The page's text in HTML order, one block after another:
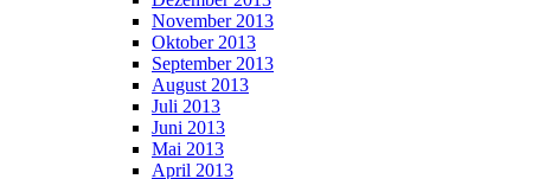
November 2013
Oktober 2013
September 2013
August 2013
Juli 2013
Juni 2013
Mai 2013
April 2013